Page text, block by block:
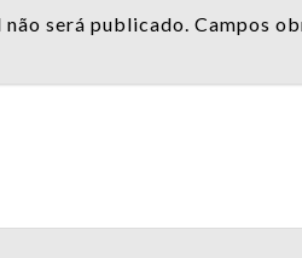
não será publicado. Campos